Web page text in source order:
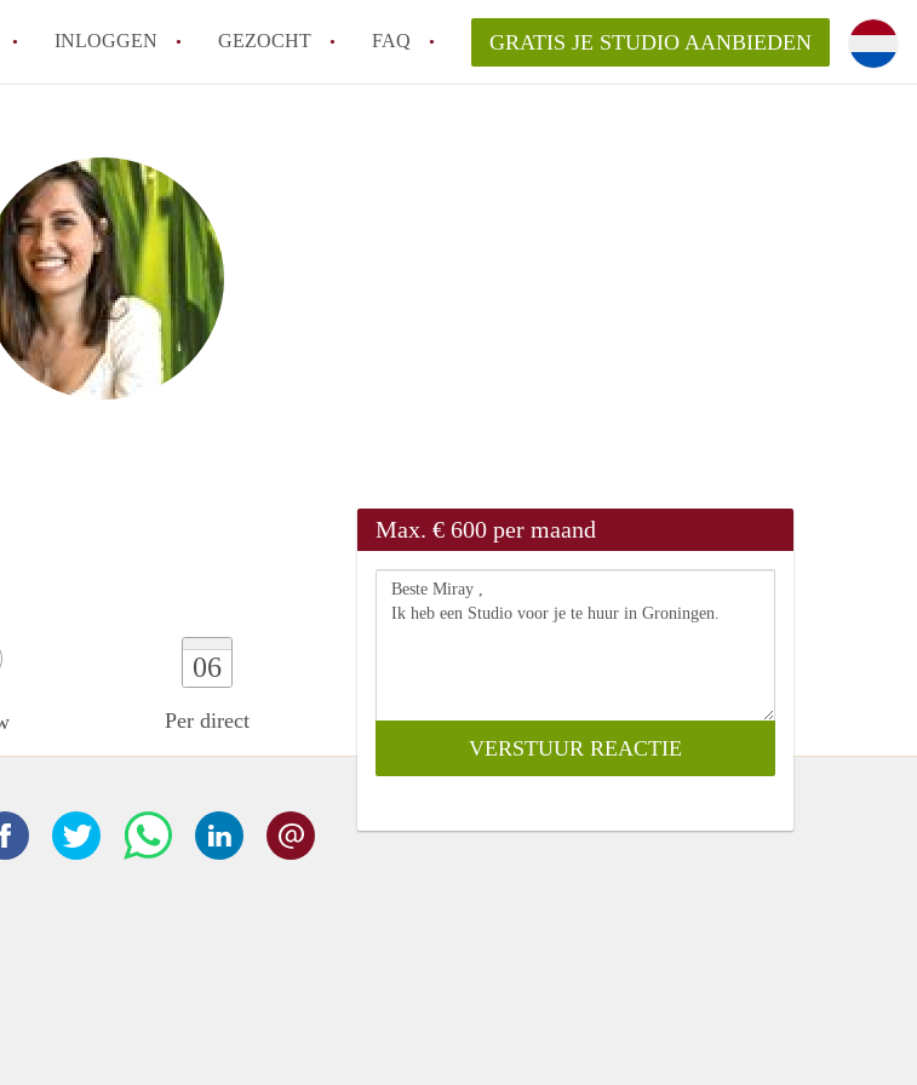
INLOGGEN GEZOCHT FAQ
How to translate StudioGroningen?
Wat is StudiosGroningen?
Wat is de privacyverklaring van StudiosGroningen?
Alle veelgestelde vragen
GRATIS JE STUDIO AANBIEDEN
06
Per direct
Max. € 600 per maand